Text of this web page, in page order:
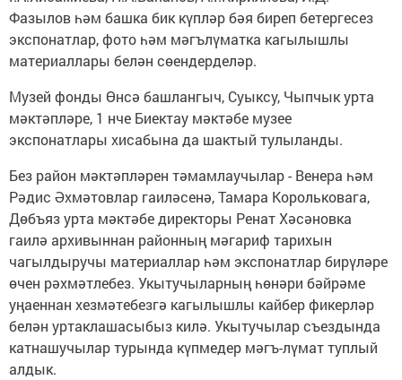
Фазылов һәм башка бик күпләр бәя биреп бетергесез
экспонатлар, фото һәм мәгълүматка кагылышлы
материаллары белән сөендерделәр.
Музей фонды Өнсә башлангыч, Суыксу, Чыпчык урта
мәктәпләре, 1 нче Биектау мәктәбе музее
экспонатлары хисабына да шактый тулыланды.
Без район мәктәпләрен тәмамлаучылар - Венера һәм
Рәдис Әхмәтовлар гаиләсенә, Тамара Корольковага,
Дөбъяз урта мәктәбе директоры Ренат Хәсәновка
гаилә архивыннан районның мәгариф тарихын
чагылдыручы материаллар һәм экспонатлар бирүләре
өчен рәхмәтлебез. Укытучыларның һөнәри бәйрәме
уңаеннан хезмәтебезгә кагылышлы кайбер фикерләр
белән уртаклашасыбыз килә. Укытучылар съездында
катнашучылар турында күпмедер мәгъ-лүмат туплый
алдык.